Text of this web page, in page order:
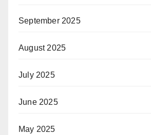
September 2025
August 2025
July 2025
June 2025
May 2025